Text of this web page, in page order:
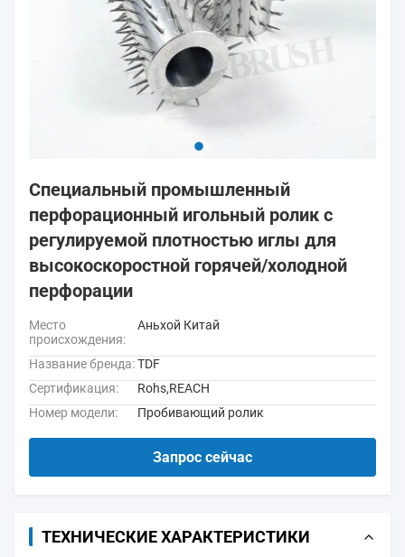
Специальный промышленный
перфорационный игольный ролик с
регулируемой плотностью иглы для
высокоскоростной горячей/холодной
перфорации
Место
происхождения:
Аньхой Китай
Название бренда:TDF
Сертификация:
Rohs,REACH
Номер модели:
Пробивающий ролик
Запрос сейчас
ТЕХНИЧЕСКИЕ ХАРАКТЕРИСТИКИ